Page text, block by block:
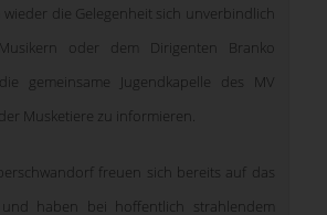
die Gelegenheit sich unverbindlich
oder dem Dirigenten Branko
gemeinsame Jugendkapelle des MV
Musketiere zu informieren.
freuen sich bereits auf das
und haben bei hoffentlich strahlendem